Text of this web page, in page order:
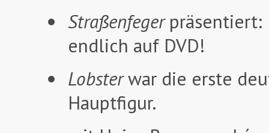
Straßenfegerpräsentiert:
endlich auf DVD!
Lobsterwar die erste
Hauptfigur.